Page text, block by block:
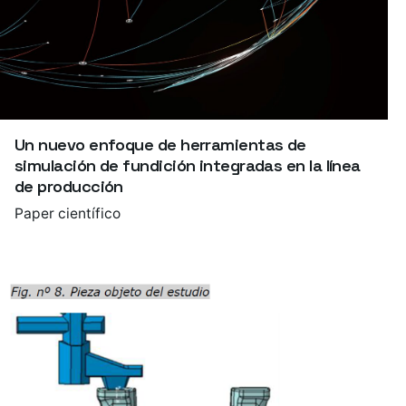
Un nuevo enfoque de herramientas de
simulación de fundición integradas en la línea
de producción
Paper científico